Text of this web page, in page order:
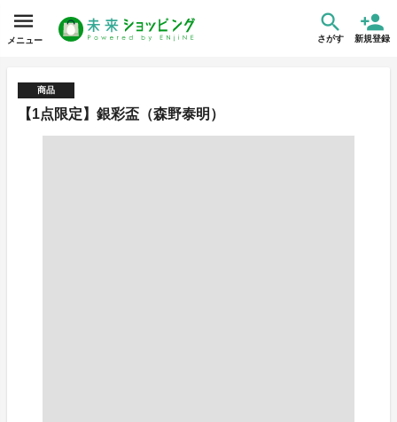
メニュー さがす 新規登録
商品
【1点限定】銀彩盃（森野泰明）